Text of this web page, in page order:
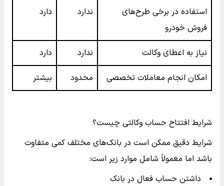
استفاده در برخی طرح‌های
فروش خودرو
ندارد دارد
نیاز به اعطای وکالت ندارد دارد
امکان انجام معاملات تخصصی محدود بیشتر
شرایط افتتاح حساب وکالتی چیست؟
شرایط دقیق ممکن است در بانک‌های مختلف کمی متفاوت
باشد اما معمولاً شامل موارد زیر است:
داشتن حساب فعال در بانک